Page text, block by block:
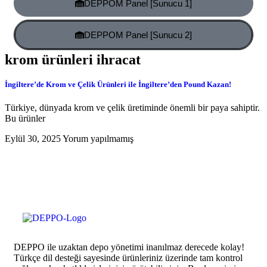
DEPPOM Panel [Sunucu 1]
DEPPOM Panel [Sunucu 2]
krom ürünleri ihracat
İngiltere’de Krom ve Çelik Ürünleri ile İngiltere’den Pound Kazan!
Türkiye, dünyada krom ve çelik üretiminde önemli bir paya sahiptir.
Bu ürünler
Eylül 30, 2025Yorum yapılmamış
DEPPO ile uzaktan depo yönetimi inanılmaz derecede kolay!
Türkçe dil desteği sayesinde ürünleriniz üzerinde tam kontrol